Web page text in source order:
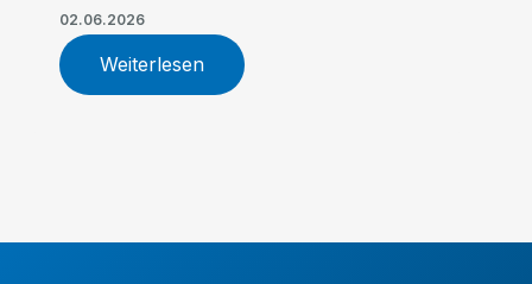
maximalen Komfort im Einfamilienhaus.
02.06.2026
Weiterlesen